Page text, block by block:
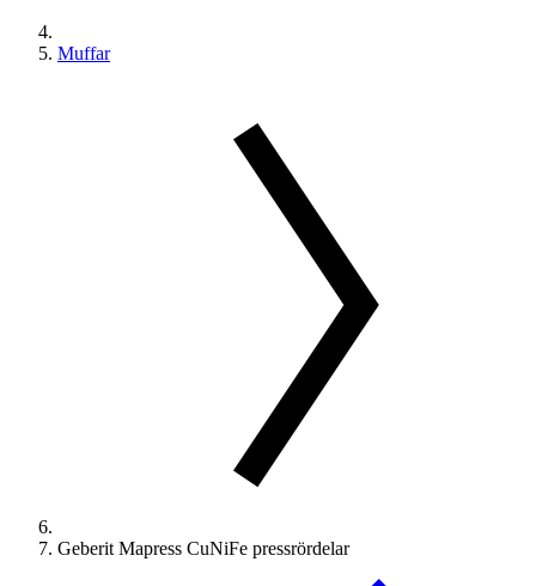
Muffar
Geberit Mapress CuNiFe pressrördelar